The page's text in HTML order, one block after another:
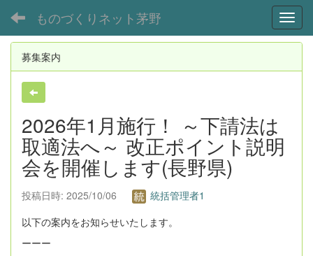
ものづくりネット茅野
募集案内
2026年1月施行！ ～下請法は
取適法へ～ 改正ポイント説明
会を開催します(長野県)
投稿日時: 2025/10/06
統括管理者1
以下の案内をお知らせいたします。
ーーー